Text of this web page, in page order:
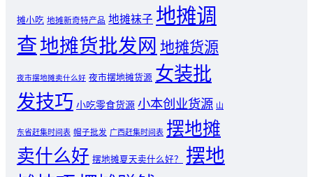
摊小吃 地摊新奇特产品 地摊袜子 地摊调
查地摊货批发网 地摊货源
夜市摆地摊卖什么好 夜市摆地摊货源 女装批
发技巧 小吃零食货源 小本创业货源 山
东省赶集时间表 帽子批发 广西赶集时间表 摆地摊
卖什么好 摆地摊夏天卖什么好？
摆地